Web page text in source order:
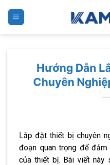
Hướng Dẫn
Chuyên
Lắp đặt thiết bị chuyên
đoạn quan trọng để
của thiết bị. Bài viết này